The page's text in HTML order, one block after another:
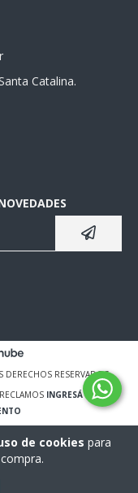
de cookies para
Catalina.
DERECHOS RESERVADOS.
INGRESÁ ACÁ.